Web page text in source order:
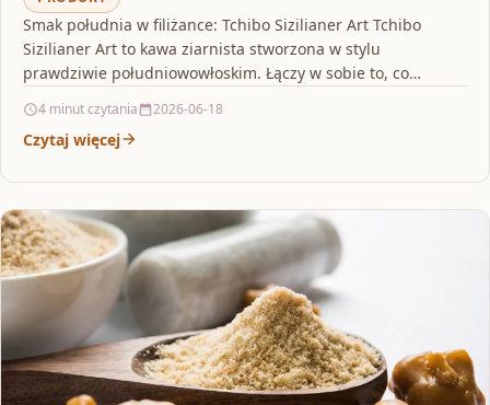
Smak południa w filiżance: Tchibo Sizilianer Art Tchibo
Sizilianer Art to kawa ziarnista stworzona w stylu
prawdziwie południowowłoskim. Łączy w sobie to, co
4 minut czytania 2026-06-18
Czytaj więcej